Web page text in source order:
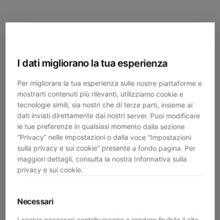
I dati migliorano la tua esperienza
Per migliorare la tua esperienza sulle nostre piattaforme e
mostrarti contenuti più rilevanti, utilizziamo cookie e
tecnologie simili, sia nostri che di terze parti, insieme ai
dati inviati direttamente dai nostri server. Puoi modificare
le tue preferenze in qualsiasi momento dalla sezione
“Privacy” nelle impostazioni o dalla voce “Impostazioni
sulla privacy e sui cookie” presente a fondo pagina. Per
maggiori dettagli, consulta la nostra Informativa sulla
privacy e sui cookie.
Necessari